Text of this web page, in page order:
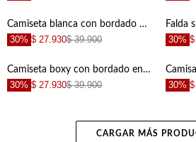
+
+
Camiseta blanca con bordado decorativo para niña
30% $ 27.930$ 39.900 30%
Camiseta boxy con bordado en punto corazón rosada para niña
30% $ 27.930$ 39.900 30%
CARGAR MÁS